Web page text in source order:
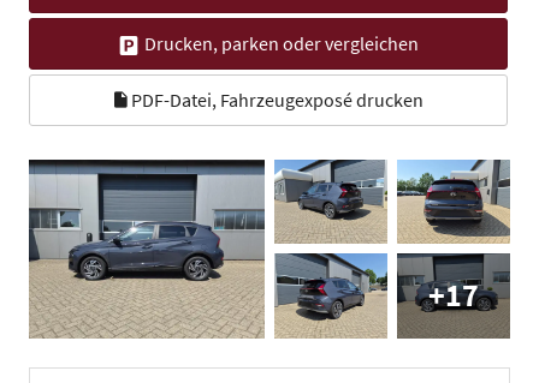
Drucken, parken oder vergleichen
PDF-Datei, Fahrzeugexposé drucken
+17